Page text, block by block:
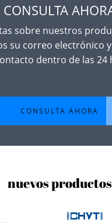
CONSULTA
sobre nuestros
su correo electrónico
dentro de las 24
CONSULTA AHORA
nuevos productos